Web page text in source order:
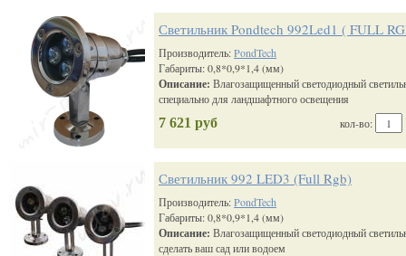
Светильник Pondtech 992Led1 ( FULL
Производитель:PondTech
Габариты: 0,8*0,9*1,4 (мм)
Описание: Влагозащищенный светодиодный
специально для ландшафтного освещения
7 621 руб кол-во:
Светильник 992 LED3 (Full Rgb)
Производитель:PondTech
Габариты: 0,8*0,9*1,4 (мм)
Описание: Влагозащищенный светодиодный
сделать ваш сад или водоем